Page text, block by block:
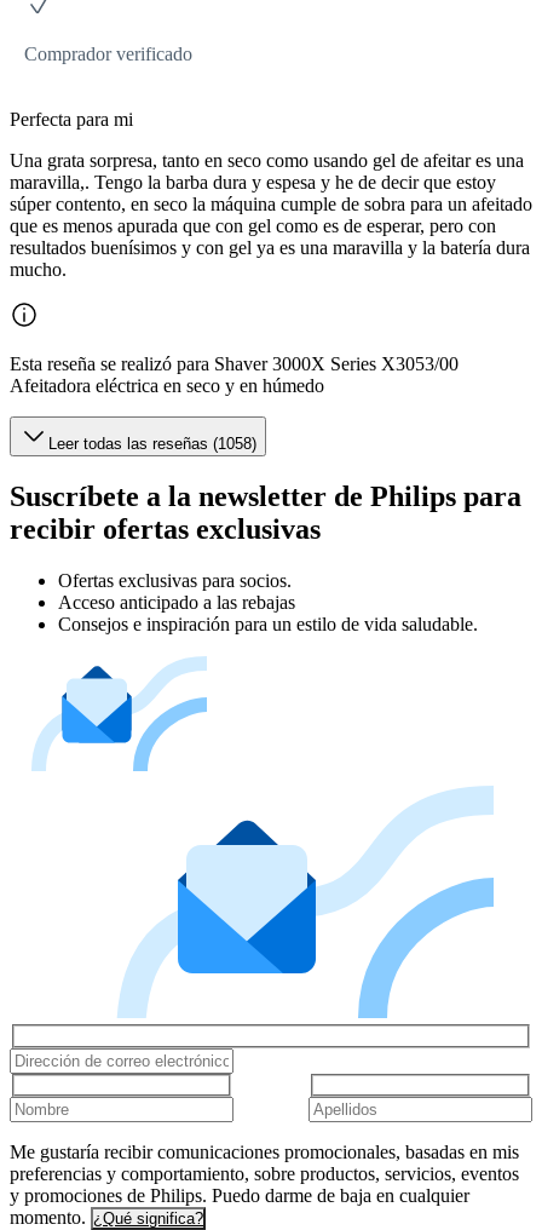
Comprador verificado
Perfecta para mi
Una grata sorpresa, tanto en seco como usando gel de afeitar es una
maravilla,. Tengo la barba dura y espesa y he de decir que estoy
súper contento, en seco la máquina cumple de sobra para un afeitado
que es menos apurada que con gel como es de esperar, pero con
resultados buenísimos y con gel ya es una maravilla y la batería dura
mucho.
Esta reseña se realizó para Shaver 3000X Series X3053/00
Afeitadora eléctrica en seco y en húmedo
Leer todas las reseñas (1058)
Suscríbete a la newsletter de Philips para
recibir ofertas exclusivas
Ofertas exclusivas para socios.
Acceso anticipado a las rebajas
Consejos e inspiración para un estilo de vida saludable.
Me gustaría recibir comunicaciones promocionales, basadas en mis
preferencias y comportamiento, sobre productos, servicios, eventos
y promociones de Philips. Puedo darme de baja en cualquier
momento. ¿Qué significa?